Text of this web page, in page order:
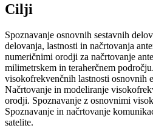
Cilji
Spoznavanje osnovnih sestavnih
delovanja, lastnosti in načrtovanja
numeričnimi orodji za načrtovanje
milimetrskem in teraherčnem
visokofrekvenčnih lastnosti osnovnih
Načrtovanje in modeliranje
orodji. Spoznavanje z osnovnimi
Spoznavanje in načrtovanje
satelite.